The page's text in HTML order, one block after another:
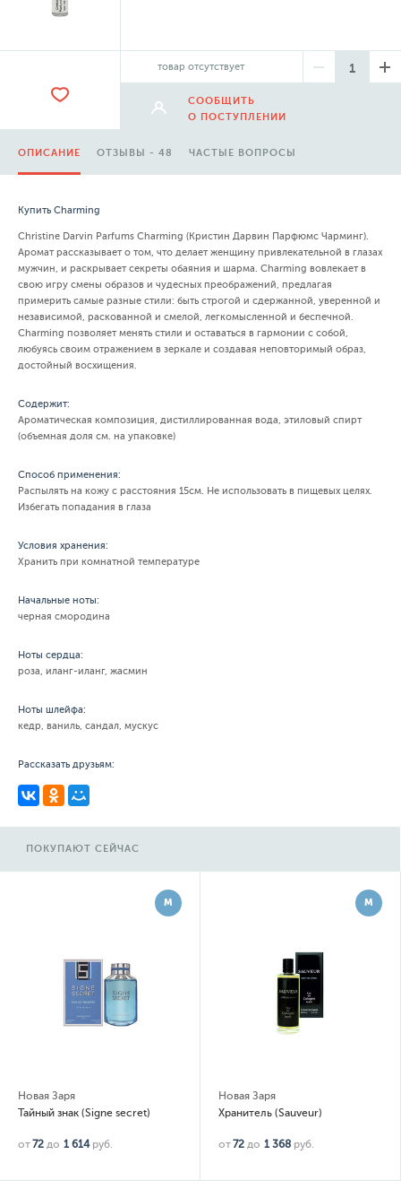
товар отсутствует
СООБЩИТЬ
О ПОСТУПЛЕНИИ
ОПИСАНИЕ ОТЗЫВЫ - 48 ЧАСТЫЕ ВОПРОСЫ
Купить Charming
Christine Darvin Parfums Charming (Кристин Дарвин Парфюмс Чарминг).
Аромат рассказывает о том, что делает женщину привлекательной в глазах
мужчин, и раскрывает секреты обаяния и шарма. Charming вовлекает в
свою игру смены образов и чудесных преображений, предлагая
примерить самые разные стили: быть строгой и сдержанной, уверенной и
независимой, раскованной и смелой, легкомысленной и беспечной.
Charming позволяет менять стили и оставаться в гармонии с собой,
любуясь своим отражением в зеркале и создавая неповторимый образ,
достойный восхищения.
Содержит:
Ароматическая композиция, дистиллированная вода, этиловый спирт
(объемная доля см. на упаковке)
Способ применения:
Распылять на кожу с расстояния 15см. Не использовать в пищевых целях.
Избегать попадания в глаза
Условия хранения:
Хранить при комнатной температуре
Начальные ноты:
черная смородина
Ноты сердца:
роза, иланг-иланг, жасмин
Ноты шлейфа:
кедр, ваниль, сандал, мускус
Рассказать друзьям:
ПОКУПАЮТ СЕЙЧАС
М
Новая Заря
Тайный знак (Signe secret)
от72 до 1 614 руб.
М
Новая Заря
Хранитель (Sauveur)
от72 до 1 368 руб.